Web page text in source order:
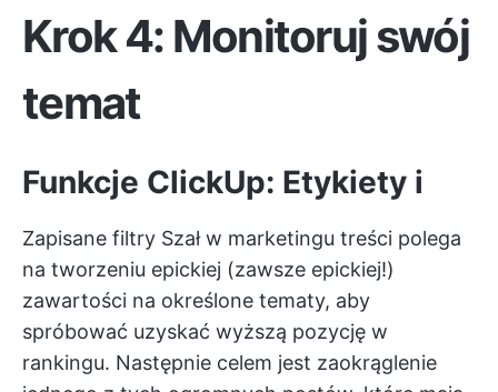
Krok 4: Monitoruj swój
temat
Funkcje ClickUp: Etykiety i
Zapisane filtry Szał w marketingu treści polega
na tworzeniu epickiej (zawsze epickiej!)
zawartości na określone tematy, aby
spróbować uzyskać wyższą pozycję w
rankingu. Następnie celem jest zaokrąglenie